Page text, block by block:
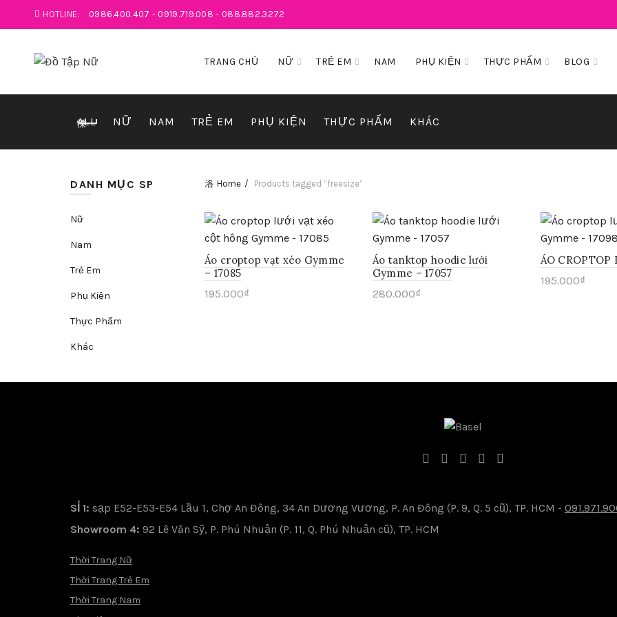
HOTLINE: 0986.400.407 - 0919.719.008 - 088.882.3272
TRANG CHỦ NỮ TRẺ EM NAM PHỤ KIỆN THỰC PHẨM BLOG
ALL NỮ NAM TRẺ EM PHỤ KIỆN THỰC PHẨM KHÁC
Home Products tagged “freesize”
Áo croptop vạt xéo Gymme
– 17085
195.000₫
Áo tanktop hoodie lưới
Gymme – 17057
280.000₫
ÁO CROPTOP
195.000₫
DANH MỤC SP
Nữ
Nam
Trẻ Em
Phụ Kiện
Thực Phẩm
Khác
SỈ 1: sạp E52-E53-E54 Lầu 1, Chợ An Đông, 34 An Dương Vương, P. An Đông (P. 9, Q. 5 cũ), TP. HCM -
Showroom 4: 92 Lê Văn Sỹ, P. Phú Nhuận (P. 11, Q. Phú Nhuận cũ), TP. HCM
Thời Trang Nữ
Thời Trang Trẻ Em
Thời Trang Nam